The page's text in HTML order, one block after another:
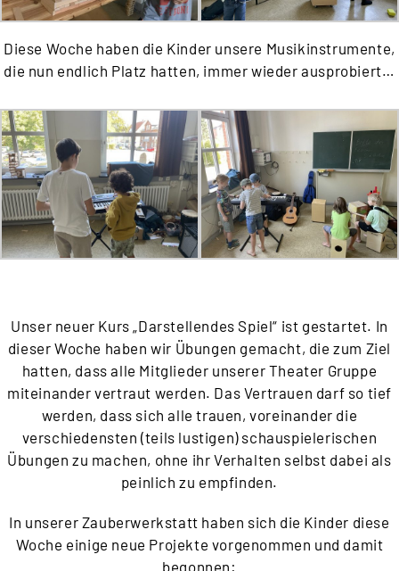
Diese Woche haben die Kinder unsere Musikinstrumente,
die nun endlich Platz hatten, immer wieder ausprobiert…
Unser neuer Kurs „Darstellendes Spiel“ ist gestartet. In
dieser Woche haben wir Übungen gemacht, die zum Ziel
hatten, dass alle Mitglieder unserer Theater Gruppe
miteinander vertraut werden. Das Vertrauen darf so tief
werden, dass sich alle trauen, voreinander die
verschiedensten (teils lustigen) schauspielerischen
Übungen zu machen, ohne ihr Verhalten selbst dabei als
peinlich zu empfinden.
In unserer Zauberwerkstatt haben sich die Kinder diese
Woche einige neue Projekte vorgenommen und damit
begonnen: